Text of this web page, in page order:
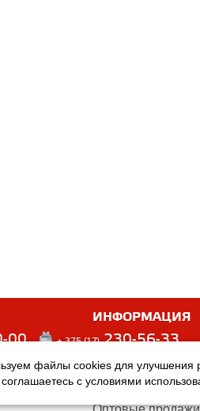
ИНФОРМАЦИЯ
00 + 375 (17) 230-56-33
Оплата
файлы cookies для улучшения
с условиями